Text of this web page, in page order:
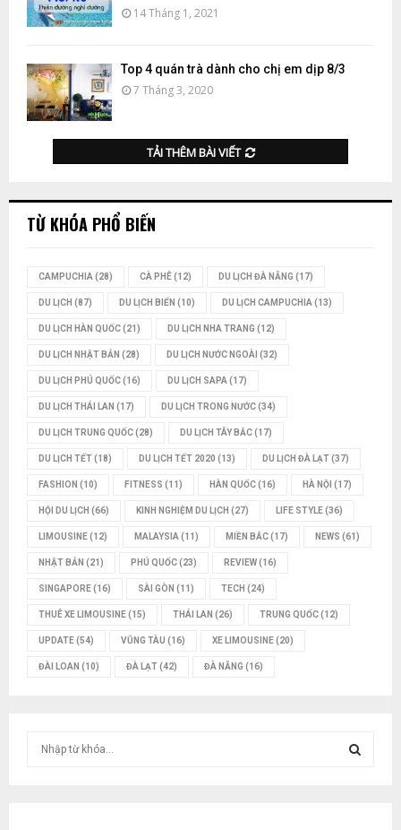
14 Tháng 1, 2021
Top 4 quán trà dành cho chị em dịp 8/3
7 Tháng 3, 2020
TẢI THÊM BÀI VIẾT
TỪ KHÓA PHỔ BIẾN
CAMPUCHIA (28) CÀ PHÊ(12) DU LỊCH ĐÀ NẴNG (17)
DU LỊCH (87) DU LỊCH BIỂN (10) DU LỊCH CAMPUCHIA (13)
DU LỊCH HÀN QUỐC(21) DU LỊCH NHA TRANG (12)
DU LỊCH NHẬT BẢN (28) DU LỊCH NƯỚC NGOÀI (32)
DU LỊCH PHÚ QUỐC(16) DU LỊCH SAPA (17)
DU LỊCH THÁI LAN (17) DU LỊCH TRONG NƯỚC(34)
DU LỊCH TRUNG QUỐC(28) DU LỊCH TÂY BẮC(17)
DU LỊCH TẾT(18) DU LỊCH TẾT 2020 (13) DU LỊCH ĐÀ LẠT(37)
FASHION (10) FITNESS (11) HÀN QUỐC(16) HÀ NỘI (17)
HỘI DU LỊCH (66) KINH NGHIỆM DU LỊCH (27) LIFE STYLE(36)
LIMOUSINE(12) MALAYSIA (11) MIỀN BẮC(17) NEWS (61)
NHẬT BẢN (21) PHÚ QUỐC(23) REVIEW(16)
SINGAPORE(16) SÀI GÒN (11) TECH (24)
THUÊ XE LIMOUSINE(15) THÁI LAN (26) TRUNG QUỐC(12)
UPDATE(54) VŨNG TÀU (16) XE LIMOUSINE(20)
ĐÀI LOAN (10) ĐÀ LẠT(42) ĐÀ NẴNG (16)